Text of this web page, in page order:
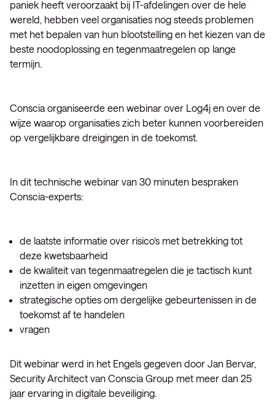
paniek heeft veroorzaakt bij IT-afdelingen over de hele
wereld, hebben veel organisaties nog steeds problemen
met het bepalen van hun blootstelling en het kiezen van de
beste noodoplossing en tegenmaatregelen op lange
termijn.
Conscia organiseerde een webinar over Log4j en over de
wijze waarop organisaties zich beter kunnen voorbereiden
op vergelijkbare dreigingen in de toekomst.
In dit technische webinar van 30 minuten bespraken
Conscia-experts:
de laatste informatie over risico’s met betrekking tot
deze kwetsbaarheid
de kwaliteit van tegenmaatregelen die je tactisch kunt
inzetten in eigen omgevingen
strategische opties om dergelijke gebeurtenissen in de
toekomst af te handelen
vragen
Dit webinar werd in het Engels gegeven door Jan Bervar,
Security Architect van Conscia Group met meer dan 25
jaar ervaring in digitale beveiliging.